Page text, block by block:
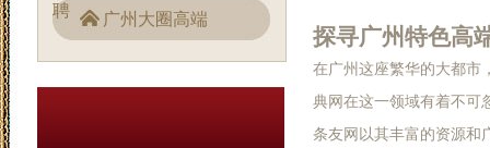
聘 广州大圈高端
探寻广州特色高
在广州这座繁华的大都市
典网在这一领域有着不可
条友网以其丰富的资源和